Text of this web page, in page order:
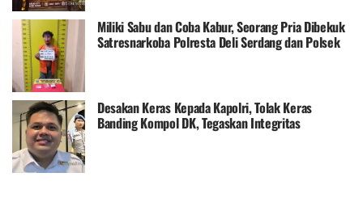
Miliki Sabu dan Coba Kabur, Seorang Pria Dibekuk
Satresnarkoba Polresta Deli Serdang dan Polsek
Desakan Keras Kepada Kapolri, Tolak Keras
Banding Kompol DK, Tegaskan Integritas
Bhayangkara